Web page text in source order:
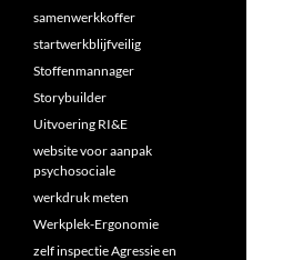
samenwerkkoffer
startwerkblijfveilig
Stoffenmannager
Storybuilder
Uitvoering RI&E
website voor aanpak
psychosociale
werkdruk meten
Werkplek-Ergonomie
zelf inspectie Agressie en